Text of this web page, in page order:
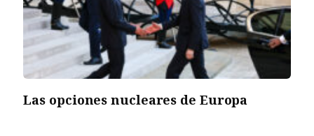
Las opciones nucleares de Europa